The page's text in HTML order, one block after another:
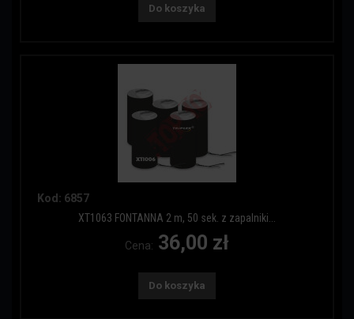
Do koszyka
Kod: 6857
XT1063 FONTANNA 2 m, 50 sek. z zapalniki...
Cena: 36,00 zł
Do koszyka